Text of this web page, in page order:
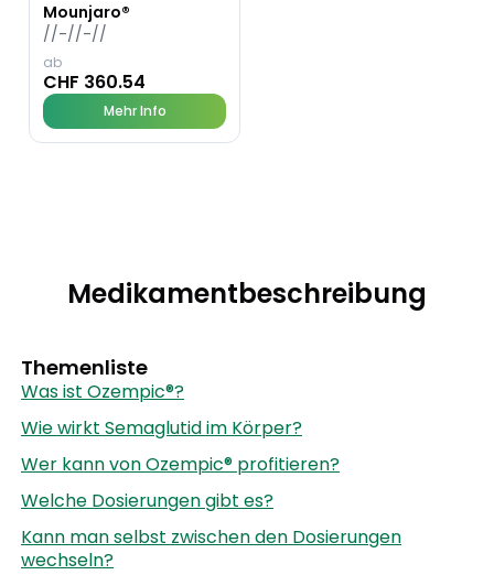
Mounjaro®
//-//-//
ab
CHF 360.54
Mehr Info
Medikamentbeschreibung
Themenliste
Was ist Ozempic®?
Wie wirkt Semaglutid im Körper?
Wer kann von Ozempic® profitieren?
Welche Dosierungen gibt es?
Kann man selbst zwischen den Dosierungen
wechseln?